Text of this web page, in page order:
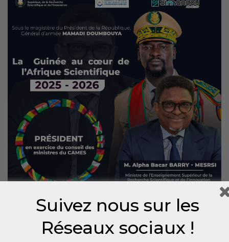
Suivez nous sur les
Réseaux sociaux !